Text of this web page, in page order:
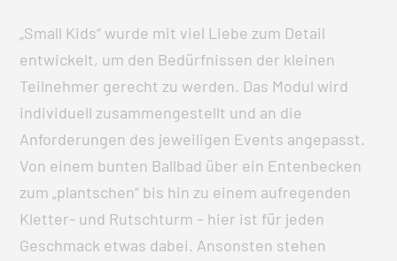
„Small Kids“ wurde mit viel Liebe zum Detail
entwickelt, um den Bedürfnissen der kleinen
Teilnehmer gerecht zu werden. Das Modul wird
individuell zusammengestellt und an die
Anforderungen des jeweiligen Events angepasst.
Von einem bunten Ballbad über ein Entenbecken
zum „plantschen“ bis hin zu einem aufregenden
Kletter- und Rutschturm – hier ist für jeden
Geschmack etwas dabei. Ansonsten stehen